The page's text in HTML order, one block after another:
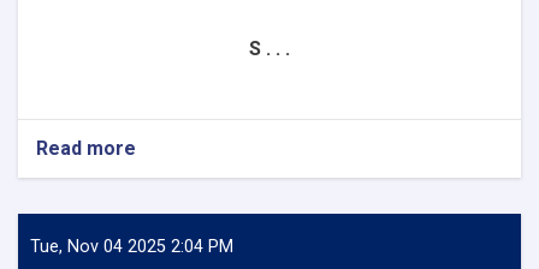
S . . .
Read more
Project:
of
Sangcharak,
Tue, Nov 04 2025 2:04 PM